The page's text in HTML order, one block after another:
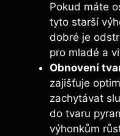
Pokud máte
tyto starší
dobré je
pro mladé a
Obnovení⁣
zajišťuje
zachytávat
do tvaru​
výhonkům‍